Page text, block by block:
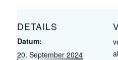
DETAILS
Datum:
20. September 2024